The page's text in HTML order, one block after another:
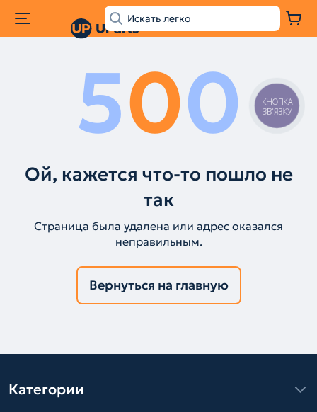
500
Ой, кажется что-то пошло не
так
Страница была удалена или адрес оказался
неправильным.
Вернуться на главную
Категории
КНОПКА
ЗВ'ЯЗКУ